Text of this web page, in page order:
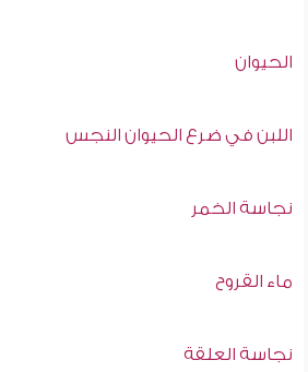
الحيوان
اللبن في ضرع الحيوان النجس
نجاسة الخمر
ماء القروح
نجاسة العلقة